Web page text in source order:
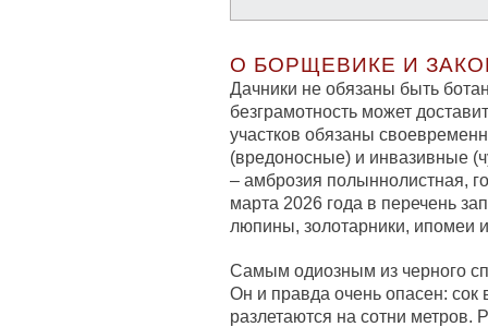
О БОРЩЕВИКЕ И
Дачники не обязаны быть
безграмотность может
участков обязаны
(вредоносные) и инвазивные
– амброзия полыннолистная,
марта 2026 года в перечень
люпины, золотарники, ипомеи
Самым одиозным из черного
Он и правда очень опасен:
разлетаются на сотни метров.